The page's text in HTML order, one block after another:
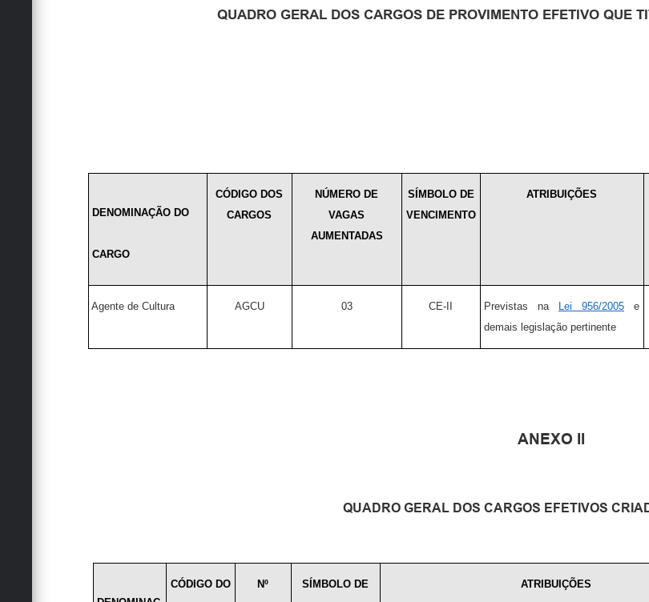
QUADRO GERAL DOS CARGOS DE PROVIMENTO EFETIVO QUE
DENOMINAÇÃO DO
CARGO
CÓDIGO DOS
CARGOS
NÚMERO DE
VAGAS
AUMENTADAS
SÍMBOLO DE
VENCIMENTO
ATRIBUIÇÕES
Agente de Cultura AGCU 03 CE-II Previstas na Lei 956/2005e
demais legislação pertinente
ANEXO II
QUADRO GERAL DOS CARGOS EFETIVOS
CÓDIGO DO Nº SÍMBOLO DE ATRIBUIÇÕES